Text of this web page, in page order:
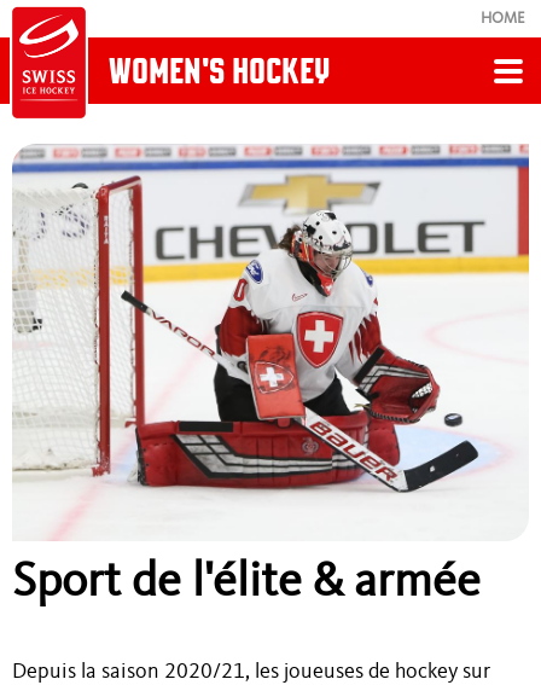
HOME
WOMEN'S HOCKEY
WOMEN'S HOCKEY
Fonds de développement pour les filles
Swiss Women's Hockey Academy
Spitzensport-RS & WK
Einstieg & SIHF-Girlsteams U12
Sport de l'élite & armée
Depuis la saison 2020/21, les joueuses de hockey sur